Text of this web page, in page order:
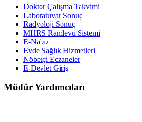
Doktor Çalışma Takvimi
Laboratuvar Sonuç
Radyoloji Sonuç
MHRS Randevu Sistemi
E-Nabız
Evde Sağlık Hizmetleri
Nöbetçi Eczaneler
E-Devlet Giriş
Müdür Yardımcıları